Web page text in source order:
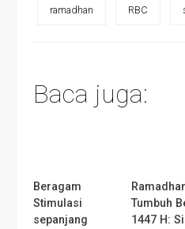
ramadhan RBC
Baca juga:
Beragam
Stimulasi
sepanjang
Tumbuh
1447 H: